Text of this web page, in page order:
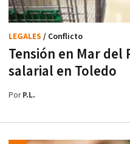
Tensión en Mar del
salarial en Toledo
LEGALES / Conflicto
PorP.L.